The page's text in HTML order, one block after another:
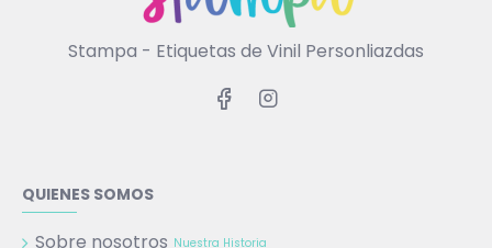
Stampa - Etiquetas de Vinil Personliazdas
QUIENES SOMOS
Sobre nosotros Nuestra Historia